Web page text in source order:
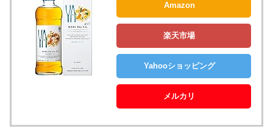
Amazon
楽天市場
Yahooショッピング
メルカリ